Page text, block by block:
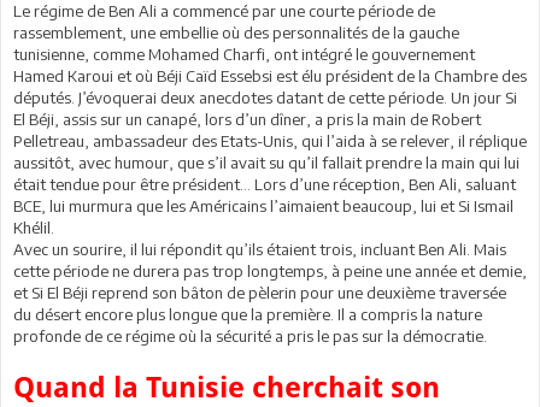
Le régime de Ben Ali a commencé par une courte période de
rassemblement, une embellie où des personnalités de la gauche
tunisienne, comme Mohamed Charfi, ont intégré le gouvernement
Hamed Karoui et où Béji Caïd Essebsi est élu président de la Chambre des
députés. J’évoquerai deux anecdotes datant de cette période. Un jour Si
El Béji, assis sur un canapé, lors d’un dîner, a pris la main de Robert
Pelletreau, ambassadeur des Etats-Unis, qui l’aida à se relever, il réplique
aussitôt, avec humour, que s’il avait su qu’il fallait prendre la main qui lui
était tendue pour être président… Lors d’une réception, Ben Ali, saluant
BCE, lui murmura que les Américains l’aimaient beaucoup, lui et Si Ismail
Khélil.
Avec un sourire, il lui répondit qu’ils étaient trois, incluant Ben Ali. Mais
cette période ne durera pas trop longtemps, à peine une année et demie,
et Si El Béji reprend son bâton de pèlerin pour une deuxième traversée
du désert encore plus longue que la première. Il a compris la nature
profonde de ce régime où la sécurité a pris le pas sur la démocratie.
Quand la Tunisie cherchait son